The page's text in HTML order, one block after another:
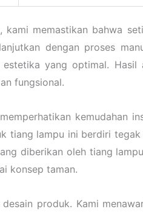
memastikan bahwa
dengan proses
yang optimal.
fungsional.
kemudahan
tiang lampu ini berdiri
diberikan oleh tiang
konsep taman.
produk. Kami